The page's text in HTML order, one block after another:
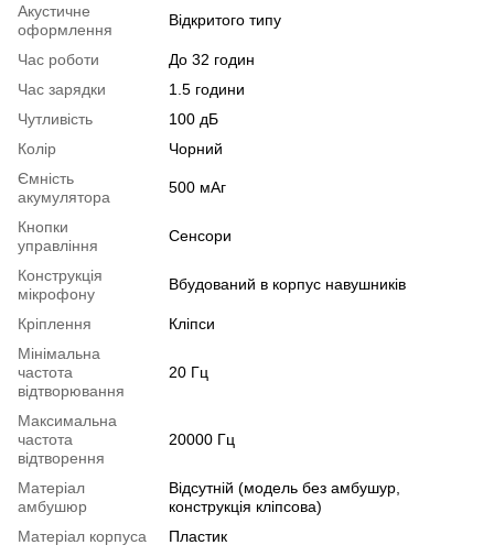
Акустичне
оформлення
Відкритого типу
Час роботи
До 32 годин
Час зарядки
1.5 години
Чутливість
100 дБ
Колір
Чорний
Ємність
акумулятора
500 мАг
Кнопки
управління
Сенсори
Конструкція
мікрофону
Вбудований в корпус навушників
Кріплення
Кліпси
Мінімальна
частота
відтворювання
20 Гц
Максимальна
частота
відтворення
20000 Гц
Матеріал
амбушюр
Відсутній (модель без амбушур,
конструкція кліпсова)
Матеріал корпуса
Пластик